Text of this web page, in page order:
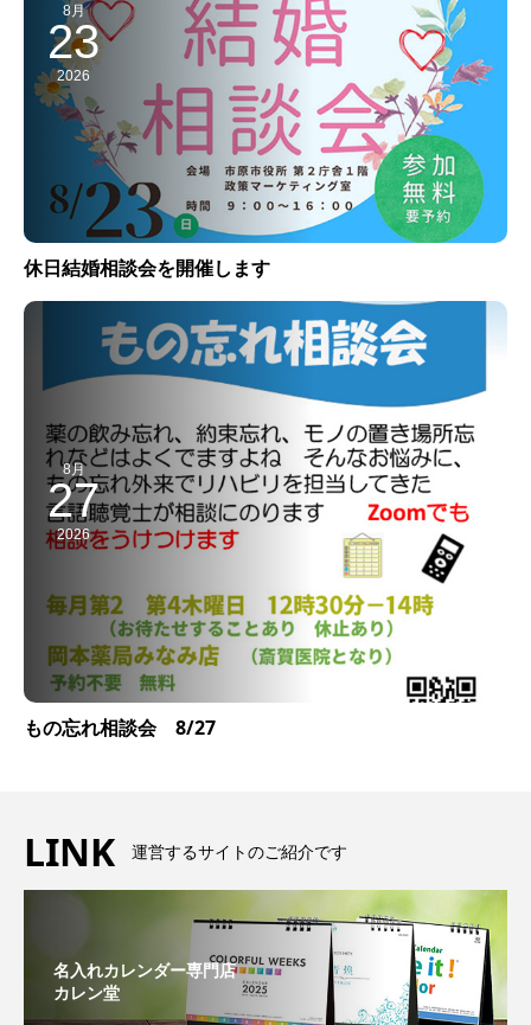
8月
23
2026
休日結婚相談会を開催します
8月
27
2026
もの忘れ相談会 8/27
LINK 運営するサイトのご紹介です
名入れカレンダー専門店
カレン堂